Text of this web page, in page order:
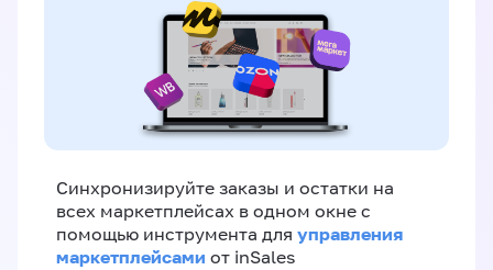
Синхронизируйте заказы и остатки на
всех маркетплейсах в одном окне с
помощью инструмента для управления
маркетплейсами от inSales